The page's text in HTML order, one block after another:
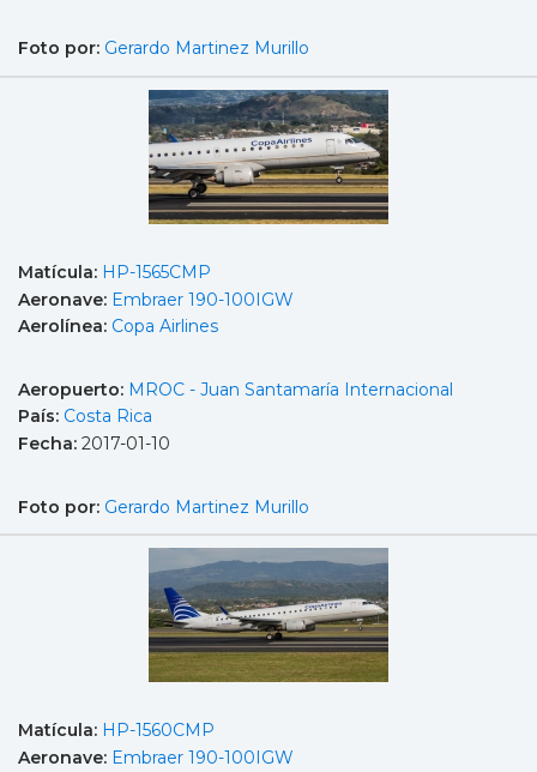
Foto por: Gerardo Martinez Murillo
Matícula: HP-1565CMP
Aeronave: Embraer 190-100IGW
Aerolínea: Copa Airlines
Aeropuerto: MROC - Juan Santamaría Internacional
País: Costa Rica
Fecha: 2017-01-10
Foto por: Gerardo Martinez Murillo
Matícula: HP-1560CMP
Aeronave: Embraer 190-100IGW